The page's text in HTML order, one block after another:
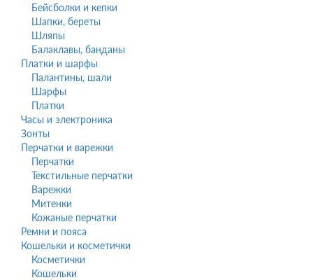
Бейсболки и кепки
Шапки, береты
Шляпы
Балаклавы, банданы
Платки и шарфы
Палантины, шали
Шарфы
Платки
Часы и электроника
Зонты
Перчатки и варежки
Перчатки
Текстильные перчатки
Варежки
Митенки
Кожаные перчатки
Ремни и пояса
Кошельки и косметички
Косметички
Кошельки